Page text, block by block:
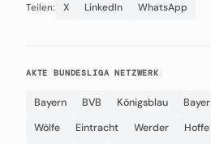
Teilen: X LinkedIn WhatsApp
AKTE BUNDESLIGA NETZWERK
Bayern BVB Königsblau Bayer
Wölfe
Eintracht Werder Hoffe